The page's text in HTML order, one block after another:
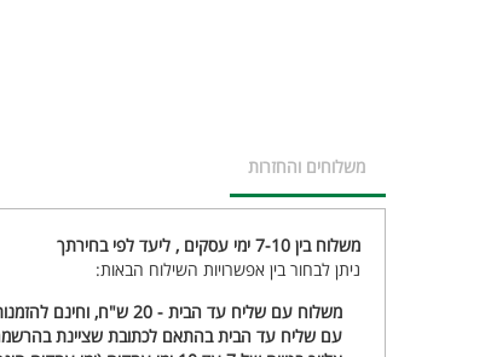
משלוחים והחזרות
משלוח בין 7-10 ימי עסקים , ליעד לפי בחירתך
ניתן לבחור בין אפשרויות השילוח הבאות:
עם שליח עד הבית בהתאם לכתובת שציינת